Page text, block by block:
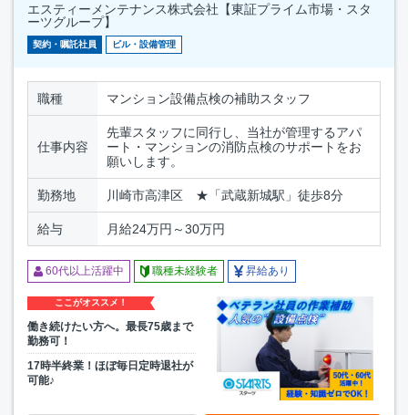
エスティーメンテナンス株式会社【東証プライム市場・スタ
ーツグループ】
契約・嘱託社員 ビル・設備管理
職種 マンション設備点検の補助スタッフ
仕事内容
先輩スタッフに同行し、当社が管理するアパ
ート・マンションの消防点検のサポートをお
願いします。
勤務地 川崎市高津区 ★「武蔵新城駅」徒歩8分
給与 月給24万円～30万円
60代以上活躍中 職種未経験者 昇給あり
ここがオススメ！
働き続けたい方へ。最長75歳まで
勤務可！
17時半終業！ほぼ毎日定時退社が
可能♪